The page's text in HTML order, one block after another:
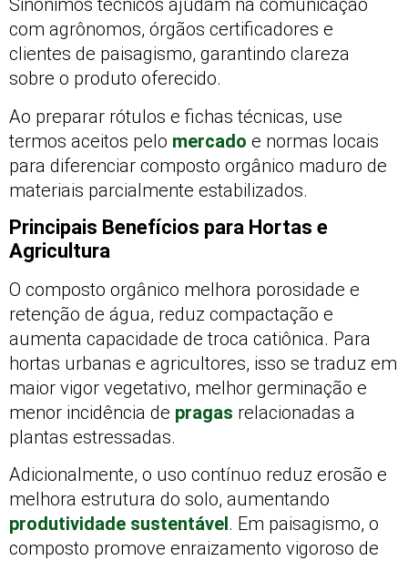
Sinônimos técnicos ajudam na comunicação
com agrônomos, órgãos certificadores e
clientes de paisagismo, garantindo clareza
sobre o produto oferecido.
Ao preparar rótulos e fichas técnicas, use
termos aceitos pelo mercado e normas locais
para diferenciar composto orgânico maduro de
materiais parcialmente estabilizados.
Principais Benefícios para Hortas e
Agricultura
O composto orgânico melhora porosidade e
retenção de água, reduz compactação e
aumenta capacidade de troca catiônica. Para
hortas urbanas e agricultores, isso se traduz em
maior vigor vegetativo, melhor germinação e
menor incidência de pragas relacionadas a
plantas estressadas.
Adicionalmente, o uso contínuo reduz erosão e
melhora estrutura do solo, aumentando
produtividade sustentável. Em paisagismo, o
composto promove enraizamento vigoroso de